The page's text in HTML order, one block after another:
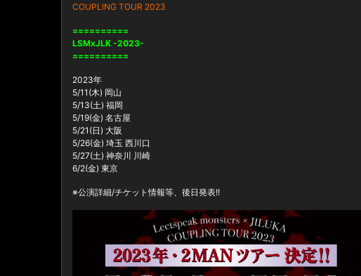
COUPLING TOUR 2023
==========
LSMxJLK -2023-
==========
2023年
5/11(木) 岡山
5/13(土) 福岡
5/19(金) 名古屋
5/21(日) 大阪
5/26(金) 埼玉 西川口
5/27(土) 神奈川 川崎
6/2(金) 東京
※公演詳細/チケット情報等、後日発表!!